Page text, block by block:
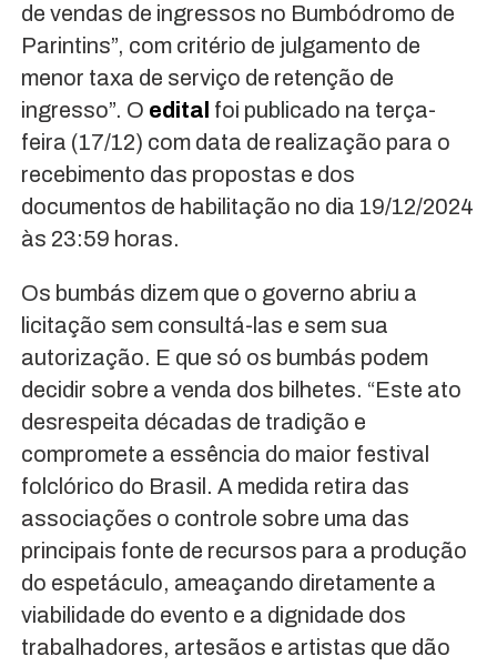
de vendas de ingressos no Bumbódromo de
Parintins”, com critério de julgamento de
menor taxa de serviço de retenção de
ingresso”. O edital foi publicado na terça-
feira (17/12) com data de realização para o
recebimento das propostas e dos
documentos de habilitação no dia 19/12/2024
às 23:59 horas.
Os bumbás dizem que o governo abriu a
licitação sem consultá-las e sem sua
autorização. E que só os bumbás podem
decidir sobre a venda dos bilhetes. “Este ato
desrespeita décadas de tradição e
compromete a essência do maior festival
folclórico do Brasil. A medida retira das
associações o controle sobre uma das
principais fonte de recursos para a produção
do espetáculo, ameaçando diretamente a
viabilidade do evento e a dignidade dos
trabalhadores, artesãos e artistas que dão